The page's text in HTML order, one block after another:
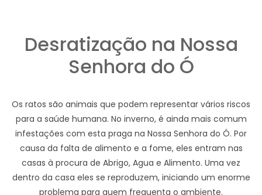
Desratização na Nossa
Senhora do Ó
Os ratos são animais que podem representar vários riscos
para a saúde humana. No inverno, é ainda mais comum
infestações com esta praga na Nossa Senhora do Ó. Por
causa da falta de alimento e a fome, eles entram nas
casas à procura de Abrigo, Agua e Alimento. Uma vez
dentro da casa eles se reproduzem, iniciando um enorme
problema para quem frequenta o ambiente.